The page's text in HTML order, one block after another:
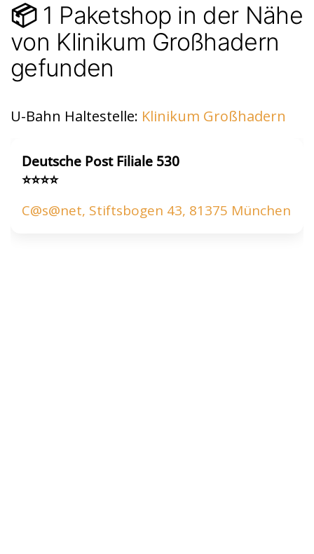
📦1 Paketshop in der Nähe
von Klinikum Großhadern
gefunden
U-Bahn Haltestelle: Klinikum Großhadern
Deutsche Post Filiale 530
⭐⭐⭐⭐
C@s@net, Stiftsbogen 43, 81375 München